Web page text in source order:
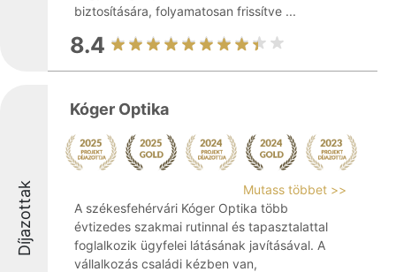
biztosítására, folyamatosan frissítve ...
8.4
Díjazottak
Kóger Optika
Mutass többet >>
A székesfehérvári Kóger Optika több
évtizedes szakmai rutinnal és tapasztalattal
foglalkozik ügyfelei látásának javításával. A
vállalkozás családi kézben van,